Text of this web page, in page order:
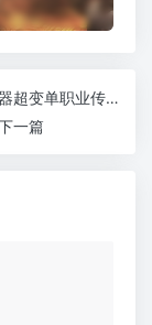
1.76狂飙神器超变单职业传奇所有地图面费地图靠跑
一篇